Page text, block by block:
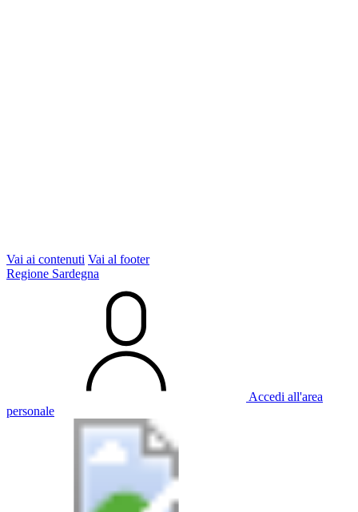
Vai ai contenuti Vai al footer
Regione Sardegna
Accedi all'area
personale